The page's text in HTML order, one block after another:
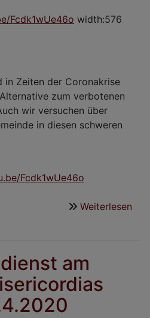
Fcdk1wUe46o width:576
in Zeiten der Coronakrise
zum verbotenen
wir versuchen über
in diesen schweren
Fcdk1wUe46o
Weiterlesen
am